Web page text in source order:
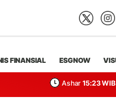
FINANSIAL ESGNOW
Ashar 15:23 WIB